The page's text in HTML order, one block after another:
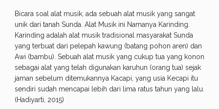
Bicara soal alat musik, ada sebuah alat musik yang sangat
unik dari tanah Sunda. Alat Musik ini Namanya Karinding.
Karinding adalah alat musik tradisional masyarakat Sunda
yang terbuat dari pelepah kawung (batang pohon aren) dan
Awi (bambu). Sebuah alat musik yang cukup tua yang konon
sebagai alat yang telah digunakan karuhun (orang tua) sejak
jaman sebelum ditemukannya Kacapi, yang usia Kecapi itu
sendiri sudah mencapai lebih dari lima ratus tahun yang lalu.
(Hadiyarti, 2015)